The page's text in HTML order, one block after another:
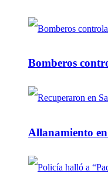
Bomberos
Allanamiento